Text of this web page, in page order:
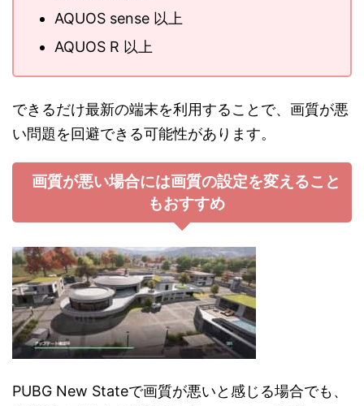
AQUOS sense 以上
AQUOS R 以上
できるだけ最新の端末を利用することで、画質が悪
い問題を回避できる可能性があります。
画質が悪い場合には画質の設定を変えること
もおすすめ
PUBG New Stateで画質が悪いと感じる場合でも、